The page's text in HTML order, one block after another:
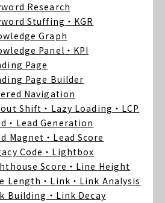
Research
Stuffing ・KGR
Graph
Panel ・KPI
Page
Page Builder
Navigation
Shift ・Lazy Loading ・LCP
・Lead Generation
Magnet ・Lead Score
Code ・Lightbox
Score ・Line Height
Length ・Link ・Link Analysis
Building ・Link Decay